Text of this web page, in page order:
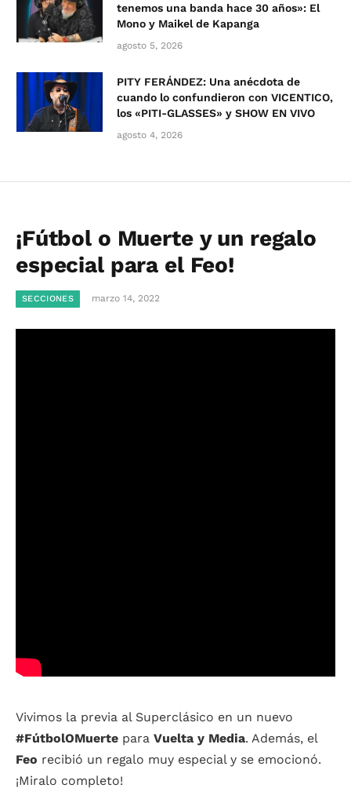
tenemos una banda hace 30 años»: El
Mono y Maikel de Kapanga
agosto 5, 2026
PITY FERÁNDEZ: Una anécdota de
cuando lo confundieron con VICENTICO,
los «PITI-GLASSES» y SHOW EN VIVO
agosto 4, 2026
¡Fútbol o Muerte y un regalo
especial para el Feo!
SECCIONES marzo 14, 2022
Vivimos la previa al Superclásico en un nuevo
#FútbolOMuerte para Vuelta y Media. Además, el
Feo recibió un regalo muy especial y se emocionó.
¡Miralo completo!